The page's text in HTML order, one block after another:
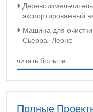
экспортированный
Машина для
Сьерра-Леоне
читать больше
Полные